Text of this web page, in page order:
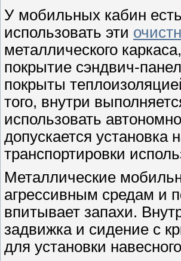
У мобильных кабин
использовать эти
металлического
покрытие сэндвич-
покрыты
того, внутри
использовать
допускается
транспортировки
Металлические
агрессивным средам и
впитывает запахи.
задвижка и сидение с
для установки